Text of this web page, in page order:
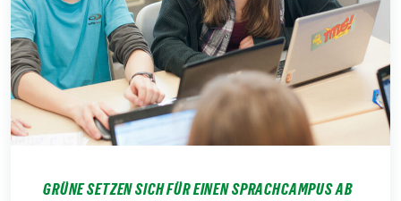
GRÜNE SETZEN SICH FÜR EINEN SPRACHCAMPUS AB